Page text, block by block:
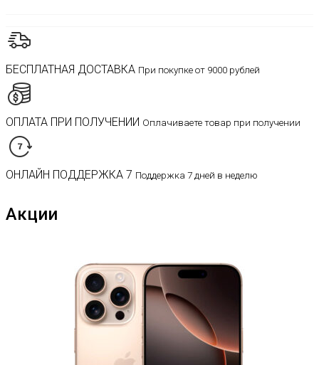
БЕСПЛАТНАЯ ДОСТАВКА При покупке от 9000 рублей
ОПЛАТА ПРИ ПОЛУЧЕНИИ Оплачиваете товар при получении
ОНЛАЙН ПОДДЕРЖКА 7 Поддержка 7 дней в неделю
Акции